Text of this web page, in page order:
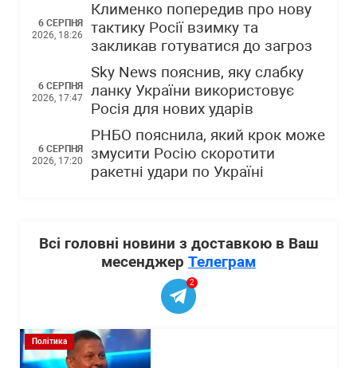
6 СЕРПНЯ
2026, 18:26
Клименко попередив про нову
тактику Росії взимку та
закликав готуватися до загроз
6 СЕРПНЯ
2026, 17:47
Sky News пояснив, яку слабку
ланку України використовує
Росія для нових ударів
6 СЕРПНЯ
2026, 17:20
РНБО пояснила, який крок може
змусити Росію скоротити
ракетні удари по Україні
Всі головні новини з доставкою в Ваш
месенджер Телеграм
2
Політика